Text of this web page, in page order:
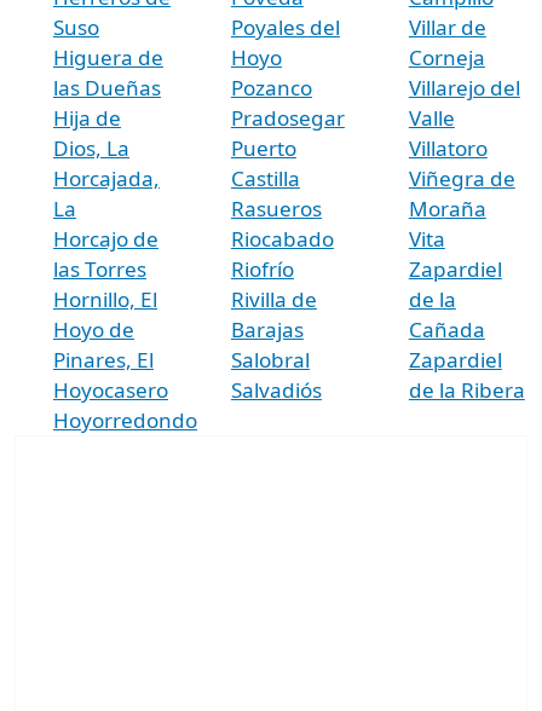
Suso
Higuera de
las Dueñas
Hija de
Dios, La
Horcajada,
La
Horcajo de
las Torres
Hornillo, El
Hoyo de
Pinares, El
Hoyocasero
Hoyorredondo
Poyales del
Hoyo
Pozanco
Pradosegar
Puerto
Castilla
Rasueros
Riocabado
Riofrío
Rivilla de
Barajas
Salobral
Salvadiós
Villar de
Corneja
Villarejo del
Valle
Villatoro
Viñegra de
Moraña
Vita
Zapardiel
de la
Cañada
Zapardiel
de la Ribera